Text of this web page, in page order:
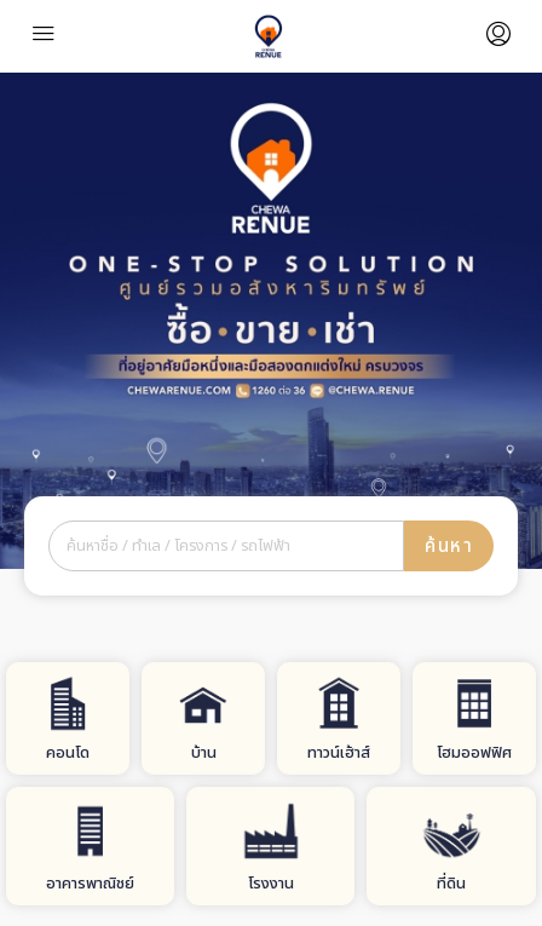
ค้นหา
คอนโด บ้าน ทาวน์เฮ้าส์ โฮมออฟฟิศ
อาคารพาณิชย์ โรงงาน ที่ดิน